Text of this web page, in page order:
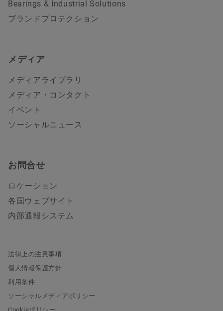
Bearings & Industrial Solutions
ブランドプロテクション
メディア
メディアライブラリ
メディア・コンタクト
イベント
ソーシャルニュース
お問合せ
ロケーション
各国ウェブサイト
内部通報システム
法律上の注意事項
個人情報保護方針
利用条件
ソーシャルメディアポリシー